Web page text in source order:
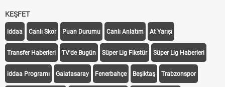
KEŞFET
iddaa Canlı Skor Puan Durumu Canlı Anlatım At Yarışı
Transfer Haberleri TV'de Bugün Süper Lig Fikstür Süper Lig Haberleri
iddaa Programı Galatasaray Fenerbahçe Beşiktaş Trabzonspor